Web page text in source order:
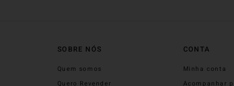
SOBRE NÓS
Quem somos
Quero Revender
CONTA
Minha conta
Acompanhar